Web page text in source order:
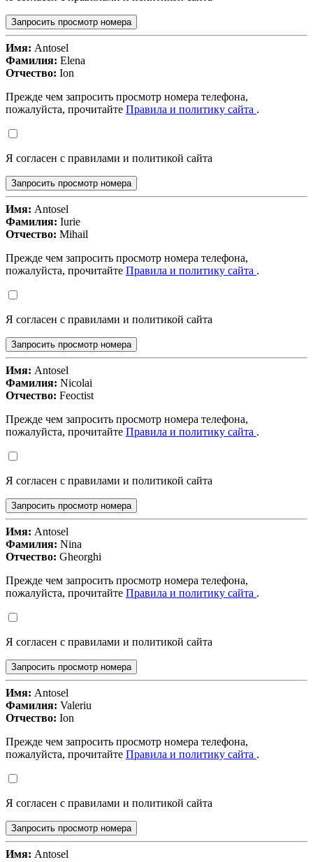
Запросить просмотр номера
Имя: Antosel
Фамилия: Elena
Отчество: Ion
Прежде чем запросить просмотр номера телефона,
пожалуйста, прочитайте Правила и политику сайта .
Я согласен с правилами и политикой сайта
Запросить просмотр номера
Имя: Antosel
Фамилия: Iurie
Отчество: Mihail
Прежде чем запросить просмотр номера телефона,
пожалуйста, прочитайте Правила и политику сайта .
Я согласен с правилами и политикой сайта
Запросить просмотр номера
Имя: Antosel
Фамилия: Nicolai
Отчество: Feoctist
Прежде чем запросить просмотр номера телефона,
пожалуйста, прочитайте Правила и политику сайта .
Я согласен с правилами и политикой сайта
Запросить просмотр номера
Имя: Antosel
Фамилия: Nina
Отчество: Gheorghi
Прежде чем запросить просмотр номера телефона,
пожалуйста, прочитайте Правила и политику сайта .
Я согласен с правилами и политикой сайта
Запросить просмотр номера
Имя: Antosel
Фамилия: Valeriu
Отчество: Ion
Прежде чем запросить просмотр номера телефона,
пожалуйста, прочитайте Правила и политику сайта .
Я согласен с правилами и политикой сайта
Запросить просмотр номера
Имя: Antosel